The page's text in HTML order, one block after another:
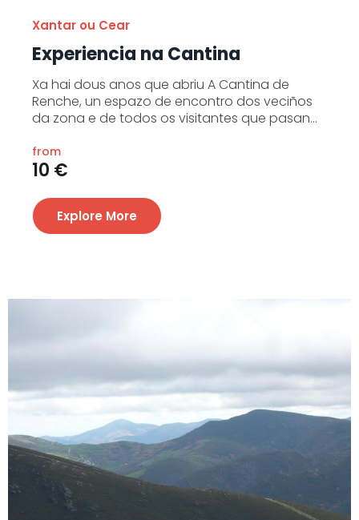
Xantar ou Cear
Experiencia na Cantina
Xa hai dous anos que abriu A Cantina de
Renche, un espazo de encontro dos veciños
da zona e de todos os visitantes que pasan...
from
10 €
Explore More